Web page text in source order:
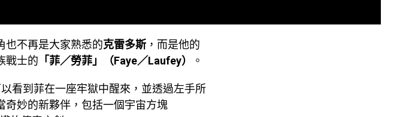
也不再是大家熟悉的克雷多斯 ，而是他的
戰士的 「菲／勞菲」（Faye／Laufey） 。
看到菲在一座牢獄中醒來，並透過左手所
奇妙的新夥伴，包括一個宇宙方塊